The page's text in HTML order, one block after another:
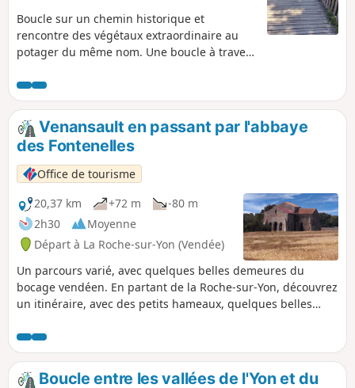
Boucle sur un chemin historique et
rencontre des végétaux extraordinaire au
potager du même nom. Une boucle à travers
haies, ce parcours ne possède pas de
difficultés particulières. Toutefois, soyez
vigilant sur les ronds-points et les grands
axes très fréquentés par les voitures.
Venansault en passant par l'abbaye
des Fontenelles
Office de tourisme
20,37 km
+72 m
-80 m
2h30
Moyenne
Départ à La Roche-sur-Yon (Vendée)
Un parcours varié, avec quelques belles demeures du
bocage vendéen. En partant de la Roche-sur-Yon, découvrez
un itinéraire, avec des petits hameaux, quelques belles
haies. Mais aussi Venansault et ses plans d'eau et ses petits
passages secrets, loin des routes bruyantes et passantes,
ce petit circuit vous permet de flâner, sans être gêné par la
Boucle entre les vallées de l'Yon et du